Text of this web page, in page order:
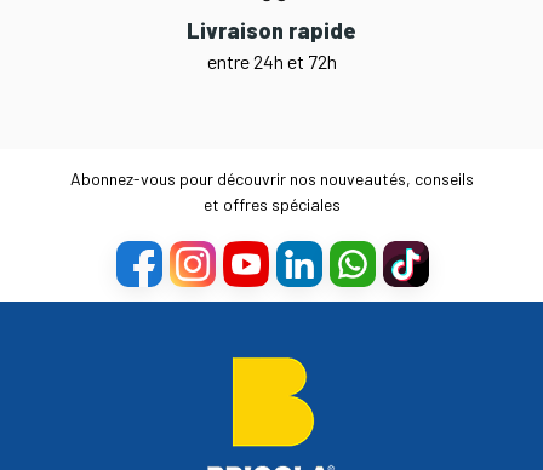
Livraison rapide
entre 24h et 72h
Abonnez-vous pour découvrir nos nouveautés, conseils
et offres spéciales